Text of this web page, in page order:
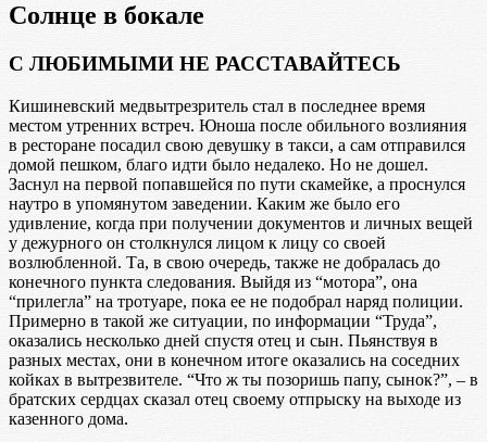
Солнце в бокале
С ЛЮБИМЫМИ НЕ РАССТАВАЙТЕСЬ
Кишиневский медвытрезритель стал в последнее время
местом утренних встреч. Юноша после обильного возлияния
в ресторане посадил свою девушку в такси, а сам отправился
домой пешком, благо идти было недалеко. Но не дошел.
Заснул на первой попавшейся по пути скамейке, а проснулся
наутро в упомянутом заведении. Каким же было его
удивление, когда при получении документов и личных вещей
у дежурного он столкнулся лицом к лицу со своей
возлюбленной. Та, в свою очередь, также не добралась до
конечного пункта следования. Выйдя из “мотора”, она
“прилегла” на тротуаре, пока ее не подобрал наряд полиции.
Примерно в такой же ситуации, по информации “Труда”,
оказались несколько дней спустя отец и сын. Пьянствуя в
разных местах, они в конечном итоге оказались на соседних
койках в вытрезвителе. “Что ж ты позоришь папу, сынок?”, – в
братских сердцах сказал отец своему отпрыску на выходе из
казенного дома.